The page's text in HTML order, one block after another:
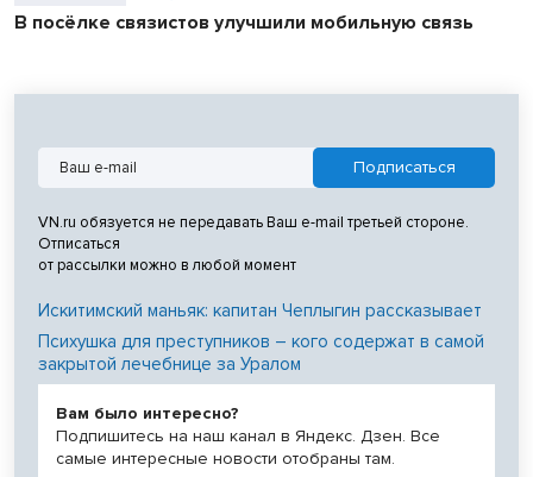
В посёлке связистов улучшили мобильную связь
VN.ru обязуется не передавать Ваш e-mail третьей стороне.
Отписаться
от рассылки можно в любой момент
Искитимский маньяк: капитан Чеплыгин рассказывает
Психушка для преступников – кого содержат в самой
закрытой лечебнице за Уралом
Вам было интересно?
Подпишитесь на наш канал в Яндекс. Дзен. Все
самые интересные новости отобраны там.